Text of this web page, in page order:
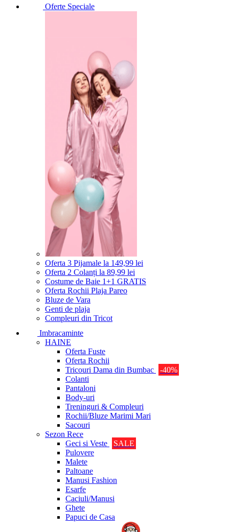
Oferte Speciale
Oferta 3 Pijamale la 149,99 lei
Oferta 2 Colanți la 89,99 lei
Costume de Baie 1+1 GRATIS
Oferta Rochii Plaja Pareo
Bluze de Vara
Genti de plaja
Compleuri din Tricot
Imbracaminte
HAINE
Oferta Fuste
Oferta Rochii
Tricouri Dama din Bumbac
-40%
Colanti
Pantaloni
Body-uri
Treninguri & Compleuri
Rochii/Bluze Marimi Mari
Sacouri
Sezon Rece
Geci si Veste
SALE
Pulovere
Malete
Paltoane
Manusi Fashion
Esarfe
Caciuli/Manusi
Ghete
Papuci de Casa